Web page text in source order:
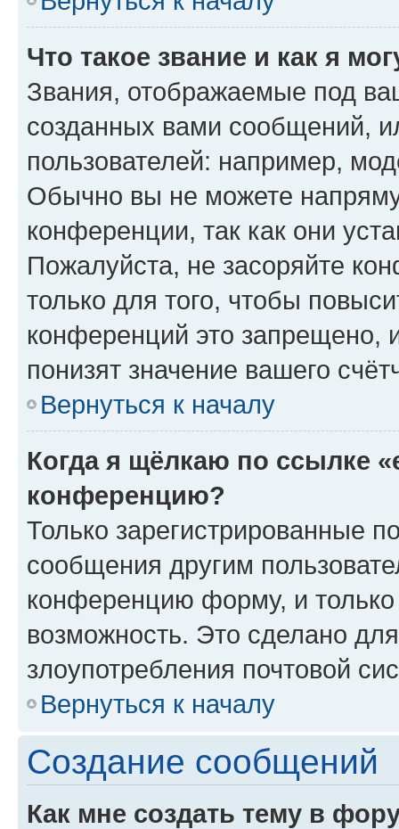
Что такое звание и как я
Звания, отображаемые под
созданных вами сообщений,
пользователей: например,
Обычно вы не можете
конференции, так как они
Пожалуйста, не засоряйте
только для того, чтобы
конференций это запрещено,
понизят значение вашего
Вернуться к началу
Когда я щёлкаю по ссылке
конференцию?
Только зарегистрированные
сообщения другим
конференцию форму, и
возможность. Это сделано
злоупотребления почтовой
Вернуться к началу
Создание сообщений
Как мне создать тему в